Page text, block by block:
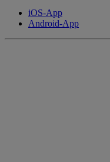
iOS-App
Android-App